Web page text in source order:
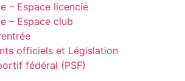
– Espace licencié
– Espace club
officiels et Législation
fédéral (PSF)